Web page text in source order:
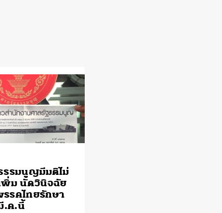
รรมนูญมีมติไม่
พิ่ม นัดวินิจฉัย
รคไทยรักษา
.ค.นี้